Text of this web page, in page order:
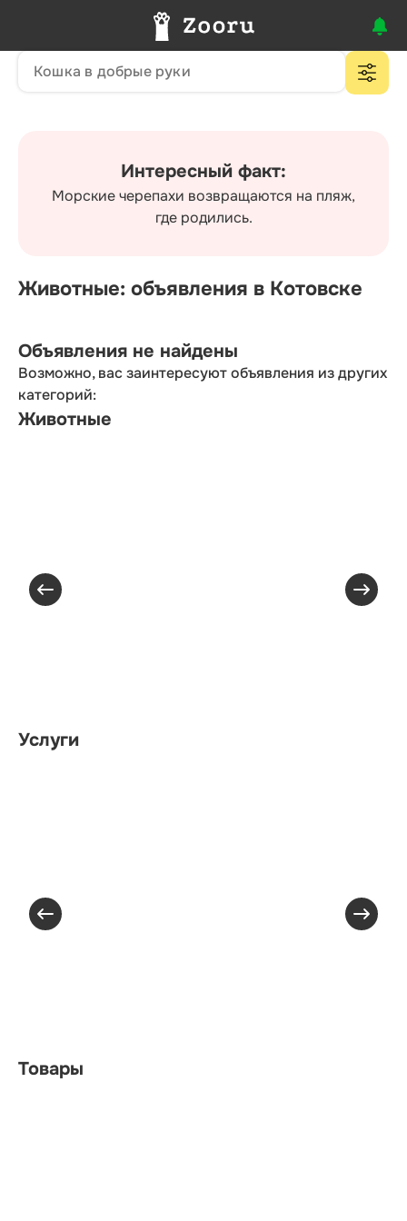
Интересный факт:
Морские черепахи возвращаются на пляж,
где родились.
Животные: объявления в Котовске
Объявления не найдены
Возможно, вас заинтересуют объявления из других
категорий:
Животные
Услуги
Товары